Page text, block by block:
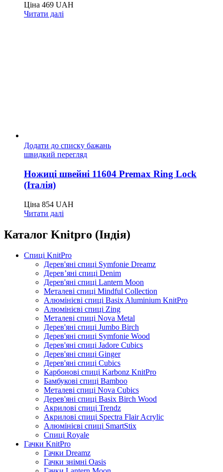
Ціна 469 UAH
Читати далі
Додати до списку бажань
швидкий перегляд
Ножиці швейні 11604 Premax Ring Lock
(Італія)
Ціна 854 UAH
Читати далі
Каталог Knitpro (Індія)
Спиці KnitPro
Дерев'яні спиці Symfonie Dreamz
Дерев’яні спиці Denim
Дерев'яні спиці Lantern Moon
Металеві спиці Mindful Collection
Алюмінієві спиці Basix Aluminium KnitPro
Алюмінієві спиці Zing
Металеві спиці Nova Metal
Дерев'яні спиці Jumbo Birch
Дерев'яні спиці Symfonie Wood
Дерев'яні спиці Jadore Cubics
Дерев'яні спиці Ginger
Дерев'яні спиці Cubics
Карбонові спиці Karbonz KnitPro
Бамбукові спиці Bamboo
Металеві спиці Nova Cubics
Дерев'яні спиці Basix Birch Wood
Акрилові спиці Trendz
Акрилові спиці Spectra Flair Acrylic
Алюмінієві спиці SmartStix
Спиці Royale
Гачки KnitPro
Гачки Dreamz
Гачки знімні Oasis